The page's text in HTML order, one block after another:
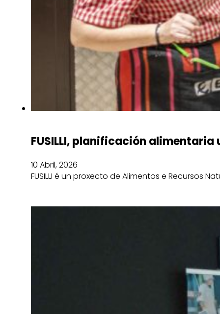
FUSILLI, planificación alimentaria
10 Abril, 2026
FUSILLI é un proxecto de Alimentos e Recursos